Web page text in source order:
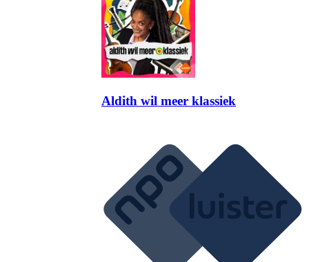
Aldith wil meer klassiek